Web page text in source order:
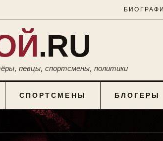
.RU
певцы, спортсмены, политики
СПОРТСМЕНЫ БЛОГЕРЫ